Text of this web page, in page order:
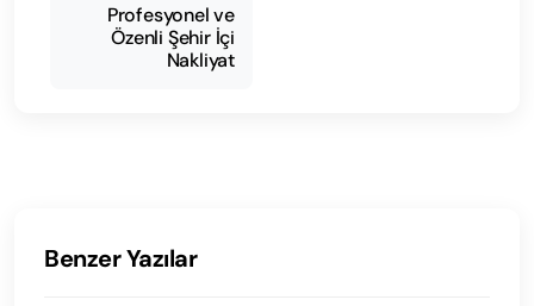
Profesyonel ve
Özenli Şehir İçi
Nakliyat
Benzer Yazılar